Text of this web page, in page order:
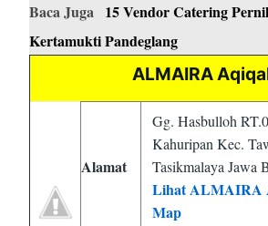
Baca Juga
15 Vendor Catering
Kertamukti Pandeglang
ALMAIRA
Alamat
Gg. Hasbulloh
Kahuripan Kec.
Tasikmalaya Jawa
Lihat ALMAIRA
Map